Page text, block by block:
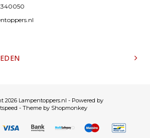
2026 Lampentoppers.nl - Powered by
- Theme by Shopmonkey